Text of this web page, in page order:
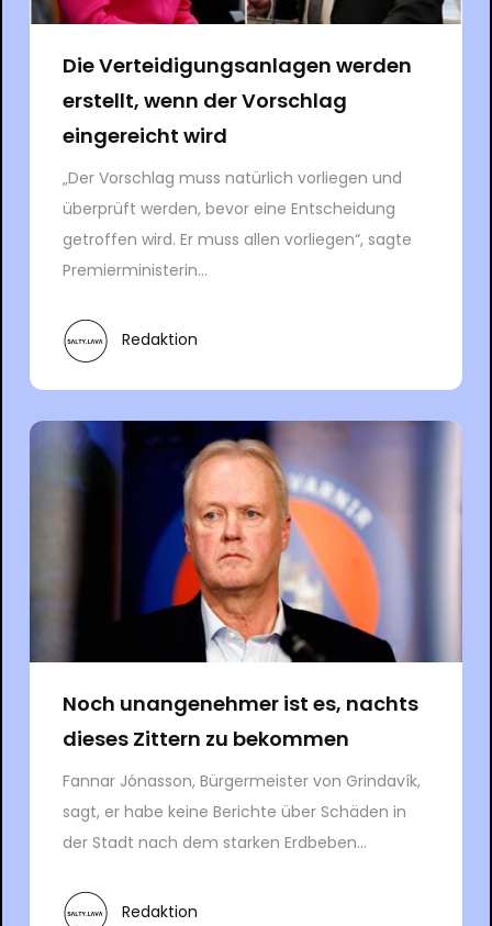
Die Verteidigungsanlagen werden
erstellt, wenn der Vorschlag
eingereicht wird
„Der Vorschlag muss natürlich vorliegen und
überprüft werden, bevor eine Entscheidung
getroffen wird. Er muss allen vorliegen“, sagte
Premierministerin...
Redaktion
Noch unangenehmer ist es, nachts
dieses Zittern zu bekommen
Fannar Jónasson, Bürgermeister von Grindavík,
sagt, er habe keine Berichte über Schäden in
der Stadt nach dem starken Erdbeben...
Redaktion